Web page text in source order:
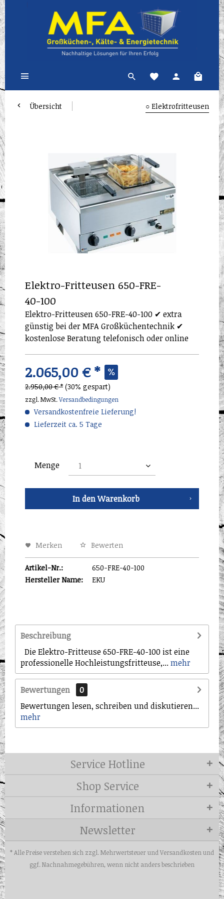
Übersicht ○ Elektrofritteusen
Elektro-Fritteusen 650-FRE-
40-100
Elektro-Fritteusen 650-FRE-40-100 ✔ extra
günstig bei der MFA Großküchentechnik ✔
kostenlose Beratung telefonisch oder online
2.065,00 € *
2.950,00 € * (30% gespart)
zzgl. MwSt.Versandbedingungen
Versandkostenfreie Lieferung!
Lieferzeit ca. 5 Tage
Menge
In denWarenkorb
Merken Bewerten
Artikel-Nr.:
650-FRE-40-100
Hersteller Name:
EKU
Beschreibung
Die Elektro-Fritteuse 650-FRE-40-100 ist eine
professionelle Hochleistungsfritteuse,...mehr
Bewertungen
0
Bewertungen lesen, schreiben und diskutieren...
mehr
Service Hotline
Shop Service
Informationen
Newsletter
* Alle Preise verstehen sich zzgl. Mehrwertsteuer und Versandkosten und
ggf. Nachnahmegebühren, wenn nicht anders beschrieben